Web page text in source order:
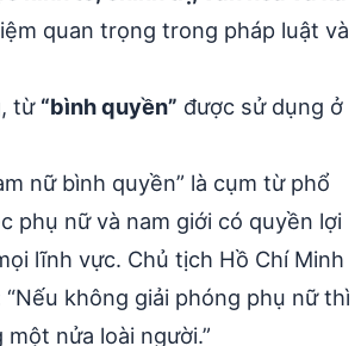
quan trọng trong pháp luật và
từ “bình quyền” được sử dụng ở
nữ bình quyền” là cụm từ phổ
phụ nữ và nam giới có quyền lợi
lĩnh vực. Chủ tịch Hồ Chí Minh
không giải phóng phụ nữ thì
nửa loài người.”